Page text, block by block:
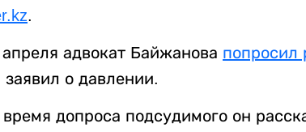
.
адвокат Байжанова попросил
заявил о давлении.
допроса подсудимого он